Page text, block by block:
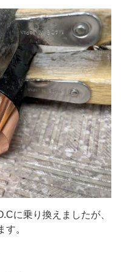
に乗り換えましたが、
。